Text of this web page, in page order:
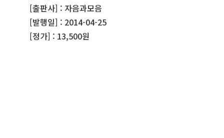
[출판사] : 자음과모음
[발행일] : 2014-04-25
[정가] : 13,500원